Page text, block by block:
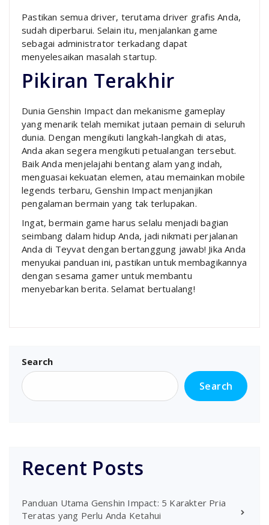
Pastikan semua driver, terutama driver grafis Anda,
sudah diperbarui. Selain itu, menjalankan game
sebagai administrator terkadang dapat
menyelesaikan masalah startup.
Pikiran Terakhir
Dunia Genshin Impact dan mekanisme gameplay
yang menarik telah memikat jutaan pemain di seluruh
dunia. Dengan mengikuti langkah-langkah di atas,
Anda akan segera mengikuti petualangan tersebut.
Baik Anda menjelajahi bentang alam yang indah,
menguasai kekuatan elemen, atau memainkan mobile
legends terbaru, Genshin Impact menjanjikan
pengalaman bermain yang tak terlupakan.
Ingat, bermain game harus selalu menjadi bagian
seimbang dalam hidup Anda, jadi nikmati perjalanan
Anda di Teyvat dengan bertanggung jawab! Jika Anda
menyukai panduan ini, pastikan untuk membagikannya
dengan sesama gamer untuk membantu
menyebarkan berita. Selamat bertualang!
Search
Search
Recent Posts
Panduan Utama Genshin Impact: 5 Karakter Pria
Teratas yang Perlu Anda Ketahui